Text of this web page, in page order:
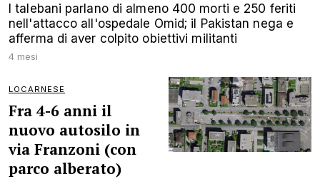
I talebani parlano di almeno 400 morti e 250 feriti
nell'attacco all'ospedale Omid; il Pakistan nega e
afferma di aver colpito obiettivi militanti
4 mesi
LOCARNESE
Fra 4-6 anni il
nuovo autosilo in
via Franzoni (con
parco alberato)